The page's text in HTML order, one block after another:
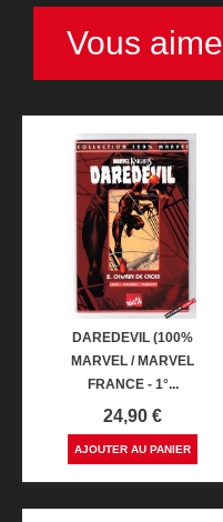
Vous
DAREDEVIL (100%
MARVEL / MARVEL
FRANCE - 1°...
Prix
24,90 €
AJOUTER AU PANIER